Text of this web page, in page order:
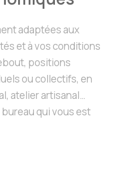
adaptées aux
et à vos conditions
positions
ou collectifs, en
atelier artisanal…
qui vous est